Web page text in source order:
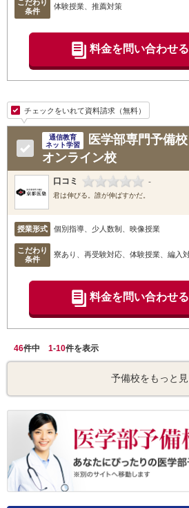
こだわり
条件
体験授業、推薦対策
料金を問い合わせる
チェックをいれて資料請求（無料）
通信教育
ネット学習
医学部専門予備
オンライン校
口コミ -
君は伸びる。誰が伸ばすかだ。
授業形式 個別指導、少人数制、映像授業
こだわり
条件
寮あり、再受験対応、体験授業、編入
料金を問い合わせる
46件中 1-10件を表示
予備校をもっと見